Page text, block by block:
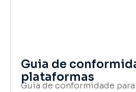
Guia de
plataformas
Guia de conformidade